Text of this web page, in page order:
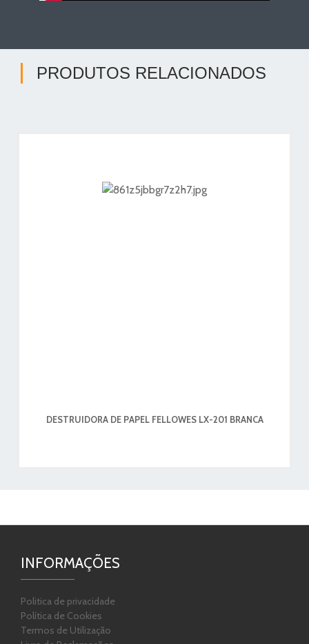
PRODUTOS RELACIONADOS
DESTRUIDORA DE PAPEL FELLOWES LX-201 BRANCA
INFORMAÇÕES
Politica de privacidade
Política de Cookies
Termos de Utilização